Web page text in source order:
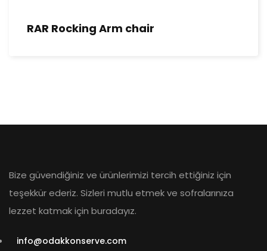
RAR Rocking Arm chair
Bize güvendiğiniz ve ürünlerimizi tercih ettiğiniz için
teşekkür ederiz. Sizleri mutlu etmek ve sofralarınıza
lezzet katmak için buradayız.
info@odakkonserve.com